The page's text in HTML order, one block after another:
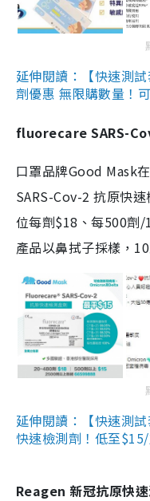
延伸閱讀：【快速測
劑優惠 無限購數量！
fluorecare SARS-
口罩品牌Good Mask
SARS-Cov-2 抗原快
位每劑$18、每500劑/
產品以鼻拭子採樣，
延伸閱讀：【快速測
快速檢測劑！低至
Reagen 新冠抗原快